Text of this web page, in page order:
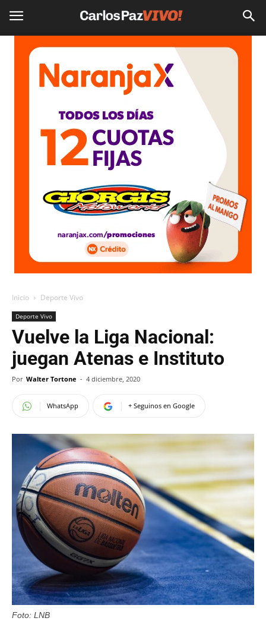
Inicio Deporte Vivo
Deporte Vivo
Vuelve la Liga Nacional:
juegan Atenas e Instituto
Por Walter Tortone - 4 diciembre, 2020
WhatsApp + Seguinos en Google
Foto: LNB